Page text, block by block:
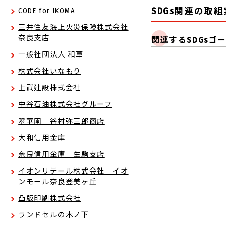
SDGs関連の取組
関連するSDGsゴ
CODE for IKOMA
三井住友海上火災保険株式会社
奈良支店
一般社団法人 和草
株式会社いなもり
上武建設株式会社
中谷石油株式会社グループ
翠華園 谷村弥三郎商店
大和信用金庫
奈良信用金庫 生駒支店
イオンリテール株式会社 イオ
ンモール奈良登美ヶ丘
凸版印刷株式会社
ランドセルの木ノ下